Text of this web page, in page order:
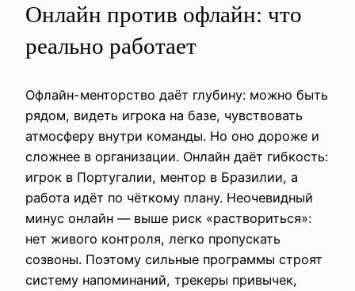
Онлайн против офлайн: что
реально работает
Офлайн-менторство даёт глубину: можно быть
рядом, видеть игрока на базе, чувствовать
атмосферу внутри команды. Но оно дороже и
сложнее в организации. Онлайн даёт гибкость:
игрок в Португалии, ментор в Бразилии, а
работа идёт по чёткому плану. Неочевидный
минус онлайн — выше риск «раствориться»:
нет живого контроля, легко пропускать
созвоны. Поэтому сильные программы строят
систему напоминаний, трекеры привычек,